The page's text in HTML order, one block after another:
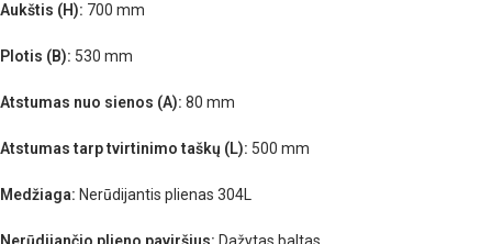
Aukštis (H): 700 mm
Plotis (B): 530 mm
Atstumas nuo sienos (A): 80 mm
Atstumas tarp tvirtinimo taškų (L): 500 mm
Medžiaga: Nerūdijantis plienas 304L